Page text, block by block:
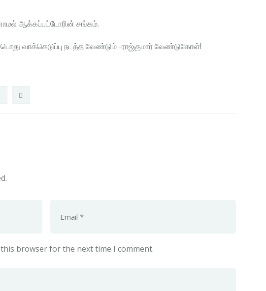
ஆக்கப்பட்டோரின் சங்கம்.
வாக்கெடுப்பு நடத்த வேண்டும் -ராஜ்குமார் வேண்டுகோள்!
browser for the next time I comment.